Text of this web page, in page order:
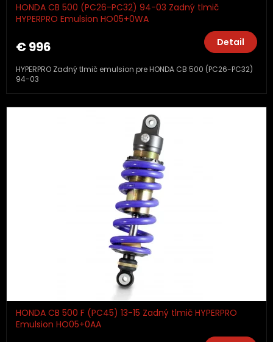
HONDA CB 500 (PC26-PC32) 94-03 Zadný tlmič
HYPERPRO Emulsion HO05+0WA
€ 996 Detail
HYPERPRO Zadný tlmič emulsion pre HONDA CB 500 (PC26-PC32)
94-03
HONDA CB 500 F (PC45) 13-15 Zadný tlmič HYPERPRO
Emulsion HO05+0AA